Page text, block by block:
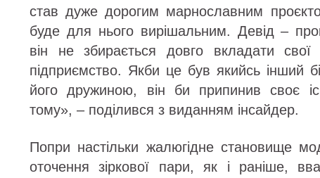
став дуже дорогим марнославним
буде для нього вирішальним. Девід –
він не збирається довго вкладати свої
підприємство. Якби це був якийсь інший
його дружиною, він би припинив своє
тому», – поділився з виданням інсайдер.
Попри настільки жалюгідне становище
оточення зіркової пари, як і раніше,